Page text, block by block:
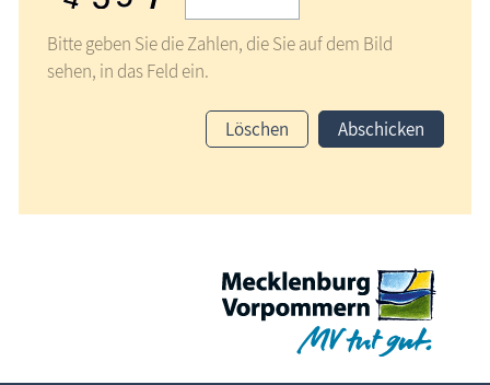
Bitte geben Sie die Zahlen, die Sie auf dem Bild
sehen, in das Feld ein.
Löschen Abschicken